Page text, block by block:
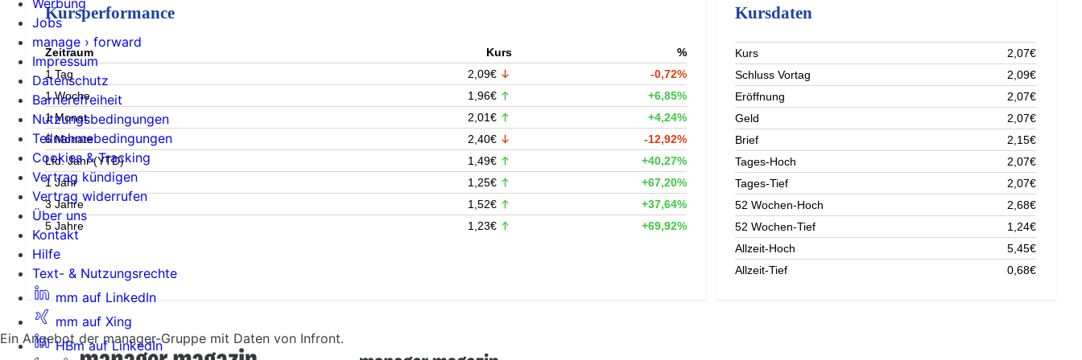
Kursperformance
Zeitraum Kurs
%
1 Tag
2,09€
-0,72%
1 Woche
1,96€
+6,85%
1 Monat
2,01€
+4,24%
6 Monate
2,40€
-12,92%
Lfd. Jahr (YTD)
1,49€
+40,27%
1 Jahr
1,25€
+67,20%
3 Jahre
1,52€
+37,64%
5 Jahre
1,23€ +69,92%
Kursdaten
Kurs
2,07€
Schluss Vortag
2,09€
Eröffnung
2,07€
Geld
2,07€
Brief
2,15€
Tages-Hoch
2,07€
Tages-Tief
2,07€
52 Wochen-Hoch
2,68€
52 Wochen-Tief
1,24€
Allzeit-Hoch
5,45€
Allzeit-Tief
0,68€
Ein Angebot der manager-Gruppe mit Daten von Infront.
Werbung
Jobs
manage › forward
Impressum
Datenschutz
Barrierefreiheit
Nutzungsbedingungen
Teilnahmebedingungen
Cookies & Tracking
Vertrag kündigen
Vertrag widerrufen
Über uns
Kontakt
Hilfe
Text- & Nutzungsrechte
mm auf LinkedIn
mm auf Xing
HBm auf LinkedIn